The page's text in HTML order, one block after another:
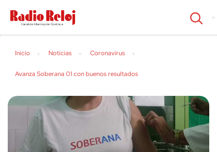
cerrar
Inicio Noticias Coronavirus
Avanza Soberana 01 con buenos resultados